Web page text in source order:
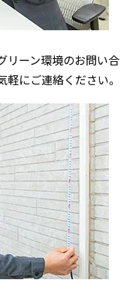
リーン環境のお問い合
にご連絡ください。